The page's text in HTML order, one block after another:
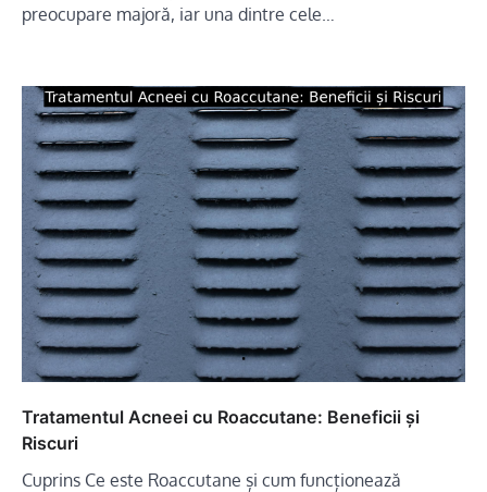
preocupare majoră, iar una dintre cele…
Tratamentul Acneei cu Roaccutane: Beneficii și
Riscuri
Cuprins Ce este Roaccutane și cum funcționează